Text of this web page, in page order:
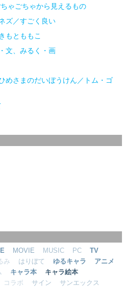
ゃごちゃから見えるもの
ズ／すごく良い
もとももこ
文、みるく・画
めさまのだいぼうけん／トム・ゴ
MOVIE MUSIC PC
TV
み はりぼて ゆるキャラ
アニメ
キャラ本
キャラ絵本
コラボ サイン
サンエックス